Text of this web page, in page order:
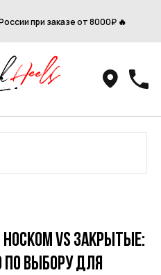
при заказе от 8000₽ 🔥
vs закрытые:
по выбору для